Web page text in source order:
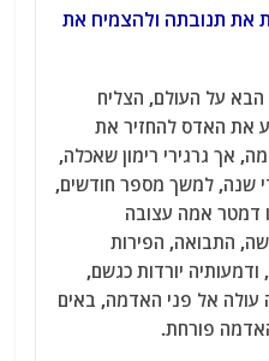
k תנובתה ולהצמיח את
על העולם, הצליח
את האדס להחזיר את
אך גרגירי רימון שאכלה,
שנה, למשך מספר חודשים,
דמטר אמה עצובה
התבואה, הפירות
ודמעותיה יורדות כגשם,
עולה אל פני האדמה, באים
פורחת.